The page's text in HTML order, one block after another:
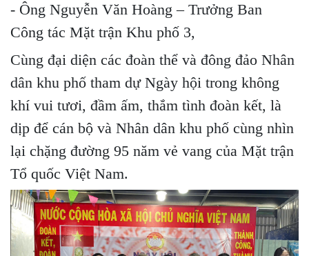
- Ông Nguyễn Văn Hoàng – Trưởng Ban
Công tác Mặt trận Khu phố 3,
Cùng đại diện các đoàn thể và đông đảo Nhân
dân khu phốtham dự Ngày hội trong không
khí vui tươi, đầm ấm, thắm tình đoàn kết, là
dịp để cán bộ và Nhân dân khu phố cùng nhìn
lại chặng đường 95 năm vẻ vang của Mặt trận
Tổ quốc Việt Nam.